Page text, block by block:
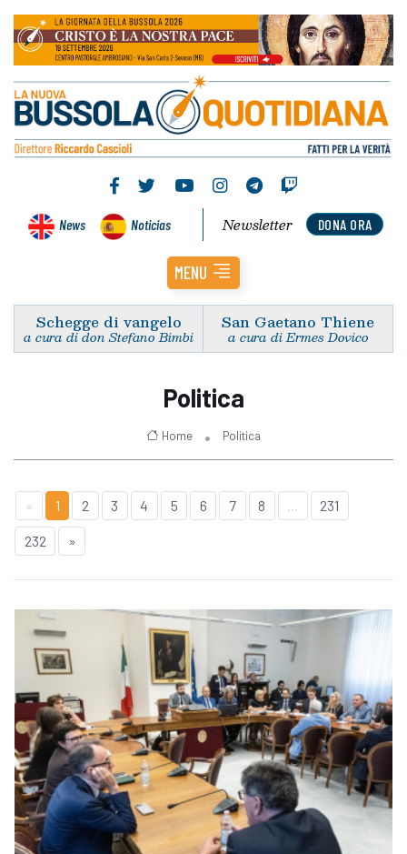
News Noticias DONA ORA
Newsletter
MENU
Schegge di vangelo
a cura di don Stefano Bimbi
San Gaetano Thiene
a cura di Ermes Dovico
Politica
Home Politica
« 1 2 3 4 5 6 7 8 231
232 »